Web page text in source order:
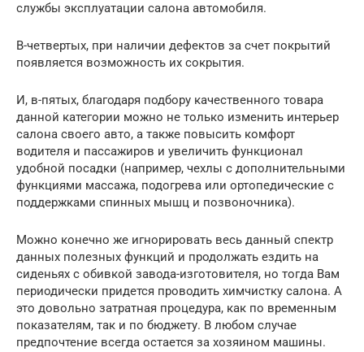
службы эксплуатации салона автомобиля.
В-четвертых, при наличии дефектов за счет покрытий
появляется возможность их сокрытия.
И, в-пятых, благодаря подбору качественного товара
данной категории можно не только изменить интерьер
салона своего авто, а также повысить комфорт
водителя и пассажиров и увеличить функционал
удобной посадки (например, чехлы с дополнительными
функциями массажа, подогрева или ортопедические с
поддержками спинных мышц и позвоночника).
Можно конечно же игнорировать весь данный спектр
данных полезных функций и продолжать ездить на
сиденьях с обивкой завода-изготовителя, но тогда Вам
периодически придется проводить химчистку салона. А
это довольно затратная процедура, как по временным
показателям, так и по бюджету. В любом случае
предпочтение всегда остается за хозяином машины.